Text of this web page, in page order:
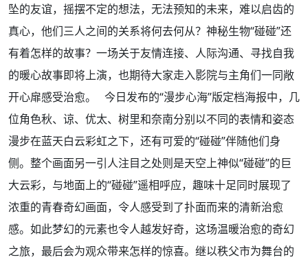
坠的友谊，摇摆不定的想法，无法预知的未来，难以启齿的
真心，他们三人之间的关系将何去何从？神秘生物“碰碰”还
有着怎样的故事？一场关于友情连接、人际沟通、寻找自我
的暖心故事即将上演，也期待大家走入影院与主角们一同敞
开心扉感受治愈。 今日发布的“漫步心海”版定档海报中，几
位角色秋、谅、优太、树里和奈南分别以不同的表情和姿态
漫步在蓝天白云彩虹之下，还有可爱的“碰碰”伴随他们身
侧。整个画面另一引人注目之处则是天空上神似“碰碰”的巨
大云彩，与地面上的“碰碰”遥相呼应，趣味十足同时展现了
浓重的青春奇幻画面，令人感受到了扑面而来的清新治愈
感。如此梦幻的元素也令人越发好奇，这场温暖治愈的奇幻
之旅，最后会为观众带来怎样的惊喜。继以秩父市为舞台的